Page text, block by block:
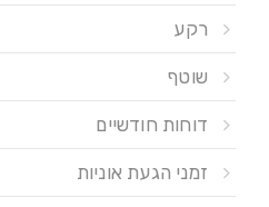
רקע
שוטף
דוחות חודשיים
זמני הגעת אוניות